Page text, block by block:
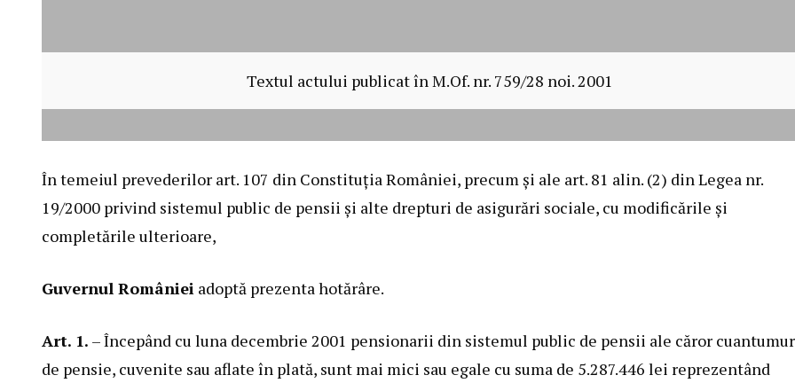
Textul actului publicat în M.Of. nr. 759/28 noi. 2001
În temeiul prevederilor art. 107 din Constituţia României, precum şi ale art. 81 alin. (2) dinLegea nr.
19/2000 privind sistemul public de pensii şi alte drepturi de asigurări sociale, cu modificările şi
completările ulterioare,
Guvernul României adoptă prezenta hotărâre.
Art. 1. – Începând cu luna decembrie 2001 pensionarii din sistemul public de pensii ale căror
de pensie, cuvenite sau aflate în plată, sunt mai mici sau egale cu suma de 5.287.446 lei reprezentând